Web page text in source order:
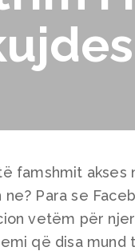
famshmit
ne? Para se
vetëm për
që disa mund